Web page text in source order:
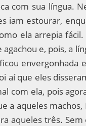
com sua língua.
iam estourar,
ela arrepia
e, pois, a
envergonhada
aí que eles
com ela, pois
aqueles
aqueles três.